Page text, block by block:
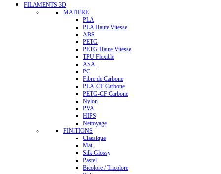
FILAMENTS 3D
MATIERE
PLA
PLA Haute Vitesse
ABS
PETG
PETG Haute Vitesse
TPU Flexible
ASA
PC
Fibre de Carbone
PLA-CF Carbone
PETG-CF Carbone
Nylon
PVA
HIPS
Nettoyage
FINITIONS
Classique
Mat
Silk Glossy
Pastel
Bicolore / Tricolore